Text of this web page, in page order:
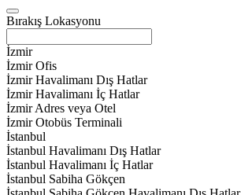
Bırakış Lokasyonu
İzmir
İzmir Ofis
İzmir Havalimanı Dış Hatlar
İzmir Havalimanı İç Hatlar
İzmir Adres veya Otel
İzmir Otobüs Terminali
İstanbul
İstanbul Havalimanı Dış Hatlar
İstanbul Havalimanı İç Hatlar
İstanbul Sabiha Gökçen